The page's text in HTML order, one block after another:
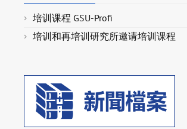
培训课程 GSU-Profi
培训和再培训研究所邀请培训课程